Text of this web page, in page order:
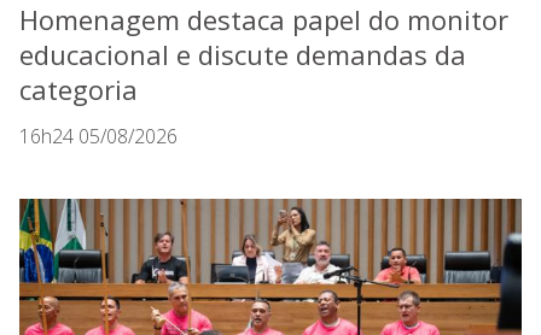
Homenagem destaca papel do monitor
educacional e discute demandas da
categoria
16h24 05/08/2026